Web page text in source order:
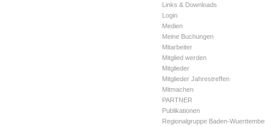
Links & Downloads
Login
Medien
Meine Buchungen
Mitarbeiter
Mitglied werden
Mitglieder
Mitglieder Jahrestreffen
Mitmachen
PARTNER
Publikationen
Regionalgruppe Baden-